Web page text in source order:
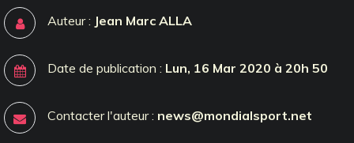
Auteur : Jean Marc ALLA
Date de publication : Lun, 16 Mar 2020 à 20h 50
Contacter l'auteur : news@mondialsport.net